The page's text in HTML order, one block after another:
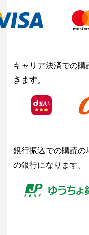
キャリア決済での
きます。
銀行振込での購読
の銀行になります。